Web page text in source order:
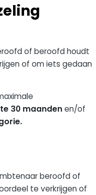
of beroofd houdt
of om iets gedaan
30 maandenen/of
beroofd of
te verkrijgen of